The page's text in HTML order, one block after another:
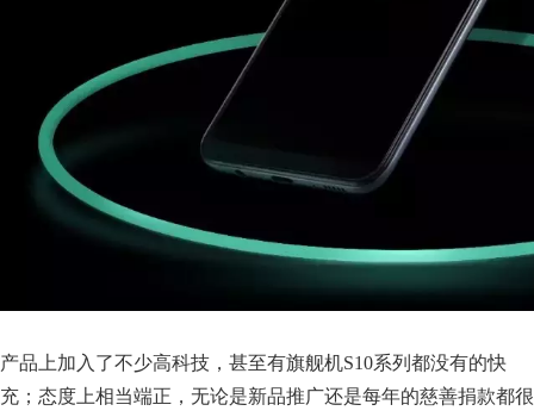
产品上加入了不少高科技，甚至有旗舰机S10系列都没有的快
充；态度上相当端正，无论是新品推广还是每年的慈善捐款都很